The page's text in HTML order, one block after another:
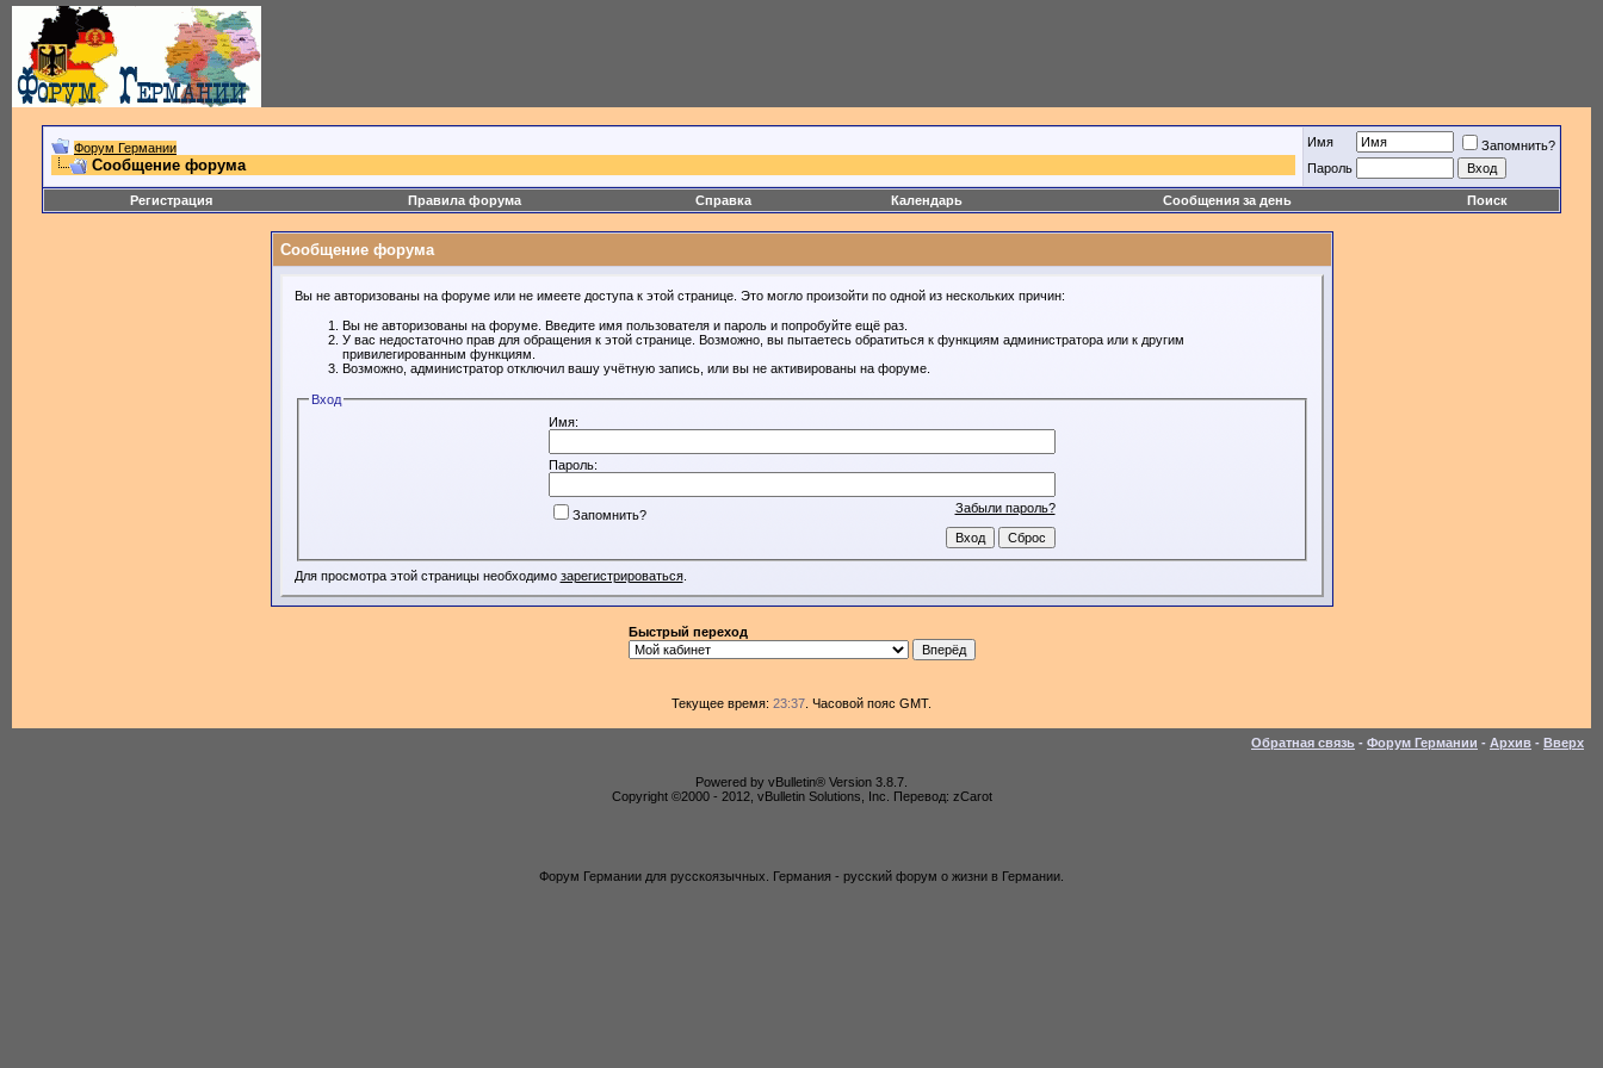
Форум Германии
Сообщение форума
Имя
Запомнить?
Пароль
Регистрация Правила форума Справка Календарь Сообщения за день Поиск
Сообщение форума
Вы не авторизованы на форуме или не имеете доступа к этой странице. Это могло произойти по одной из нескольких причин:
Вы не авторизованы на форуме. Введите имя пользователя и пароль и попробуйте ещё раз.
У вас недостаточно прав для обращения к этой странице. Возможно, вы пытаетесь обратиться к функциям администратора или к другим
привилегированным функциям.
Возможно, администратор отключил вашу учётную запись, или вы не активированы на форуме.
Вход
Имя:
Пароль:
Забыли пароль?
Запомнить?
Для просмотра этой страницы необходимо зарегистрироваться.
Быстрый переход
Текущее время: 23:37 . Часовой пояс GMT.
Обратная связь - Форум Германии - Архив - Вверх
Powered by vBulletin® Version 3.8.7.
Copyright ©2000 - 2012, vBulletin Solutions, Inc. Перевод: zCarot
Форум Германии для русскоязычных. Германия - русский форум о жизни в Германии.